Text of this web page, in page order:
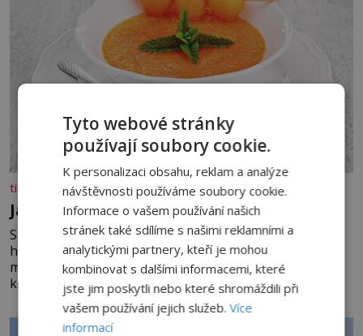
tisicereceptu.cz
Jahodovo-melounová polévka
Studené ovocné polévky jsou ideálním osvěžením pro
horké dny. Potřebujete 200 g jahod 600 g žlutého
melounu 100 ml sladkého dezertního vína 50 g cukru
krystal 1 lžíci medu 200 g zakysané sm
Tyto webové stránky
používají soubory cookie.
K personalizaci obsahu, reklam a analýze
návštěvnosti používáme soubory cookie.
Informace o vašem používání našich
stránek také sdílíme s našimi reklamními a
analytickými partnery, kteří je mohou
kombinovat s dalšími informacemi, které
jste jim poskytli nebo které shromáždili při
vašem používání jejich služeb.Více
informací